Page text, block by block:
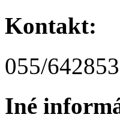
Kontakt:
055/
Iné